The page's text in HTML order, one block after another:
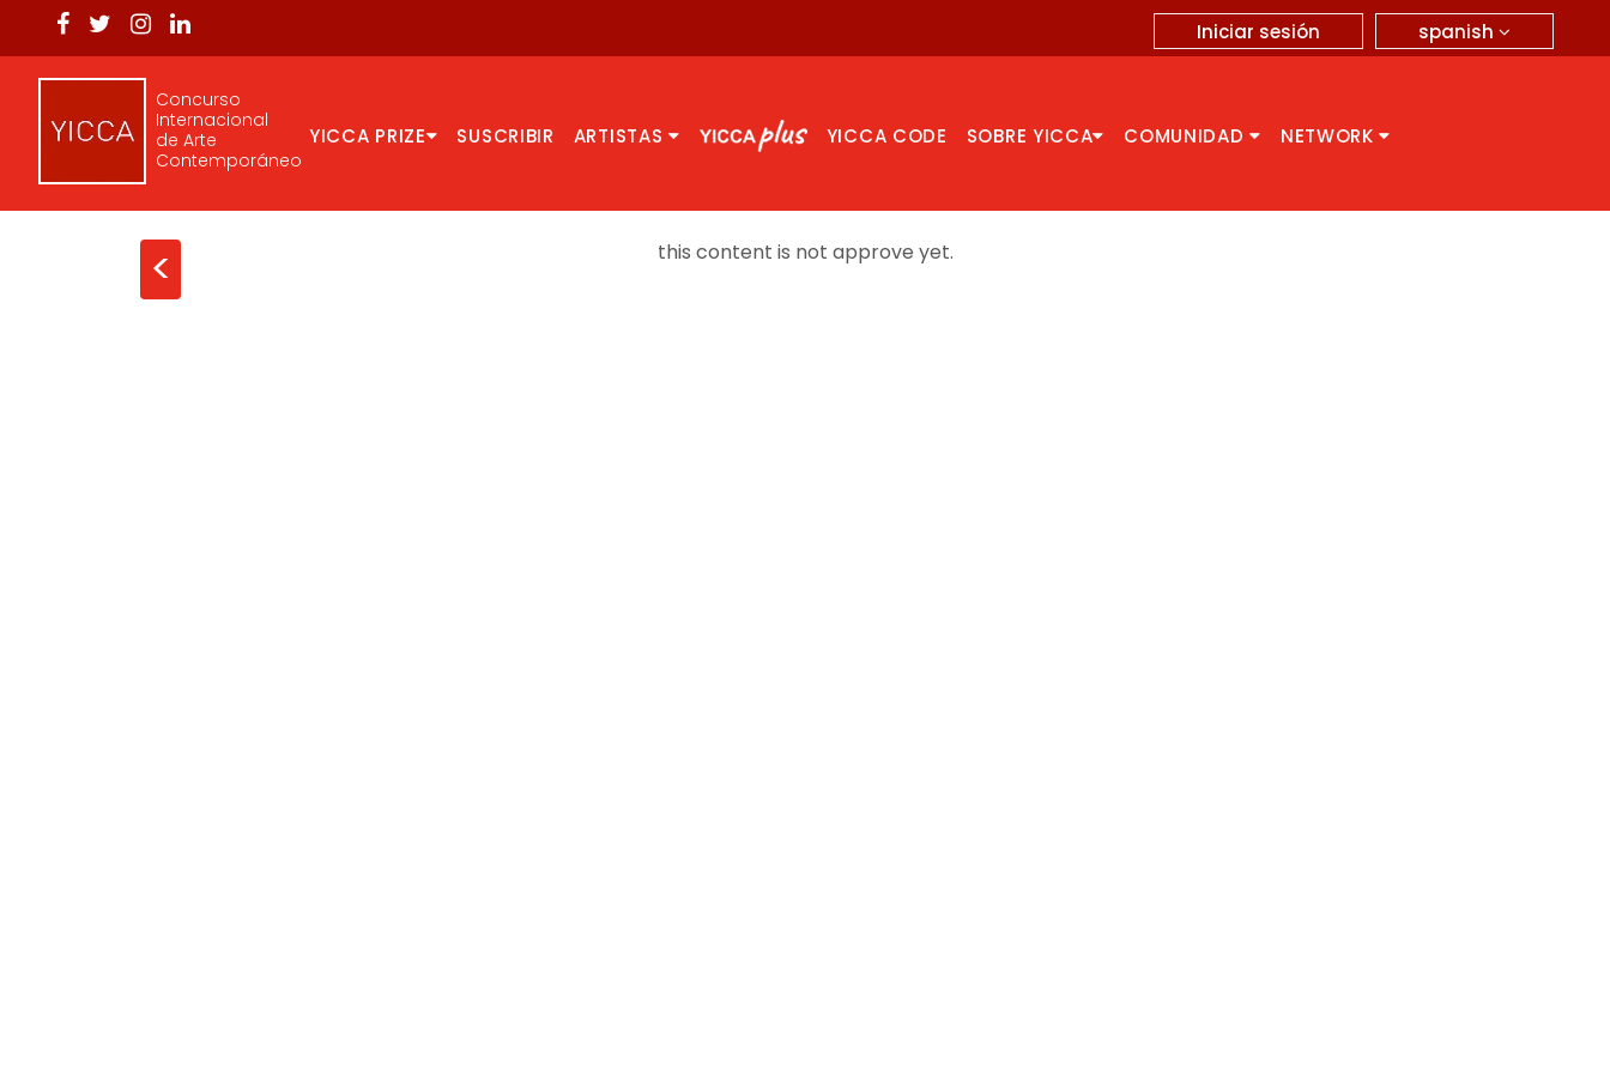
spanish
Iniciar sesión
Concurso
Internacional
de Arte
Contemporáneo
YICCA PRIZE SUSCRIBIR ARTISTAS YICCA CODE SOBRE YICCA COMUNIDAD NETWORK
< this content is not approve yet.